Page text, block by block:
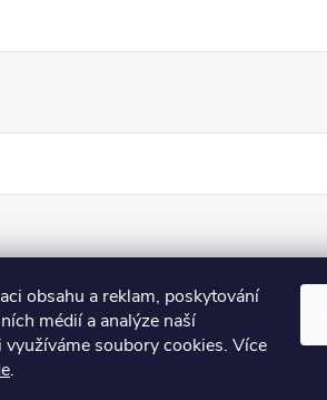
obsahu a reklam, poskytování
médií a analýze naší
využíváme soubory cookies. Více
.